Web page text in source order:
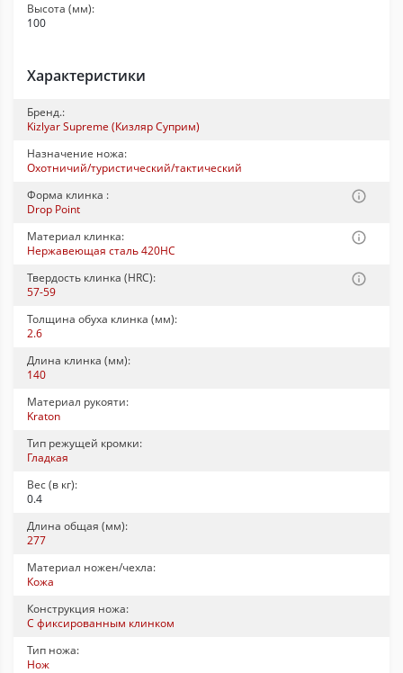
Высота (мм):
100
Характеристики
Бренд.:
Kizlyar Supreme (Кизляр Суприм)
Назначение ножа:
Охотничий/туристический/тактический
Форма клинка :
Drop Point
Материал клинка:
Нержавеющая сталь 420HC
Твердость клинка (HRC):
57-59
Толщина обуха клинка (мм):
2.6
Длина клинка (мм):
140
Материал рукояти:
Kraton
Тип режущей кромки:
Гладкая
Вес (в кг):
0.4
Длина общая (мм):
277
Материал ножен/чехла:
Кожа
Конструкция ножа:
С фиксированным клинком
Тип ножа:
Нож